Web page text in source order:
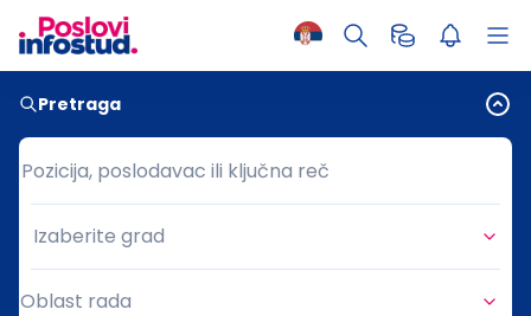
Pretraga
Pozicija, poslodavac ili ključna reč
Pozicija, poslodavac ili ključna reč
Grad
Izaberite grad
Oblast rada